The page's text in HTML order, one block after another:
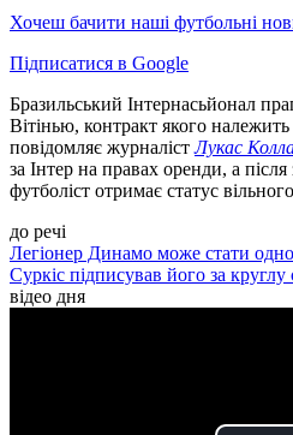
Хочеш бачити наші футбольні
Підписатися в Google
Бразильський Інтернасьйонал
Вітінью, контракт якого
повідомляє журналістЛукас
за Інтер на правах оренди, а
футболіст отримає статус
до речі
Легіонер Динамо може стати
Суркіс підписував його за круглу
відео дня